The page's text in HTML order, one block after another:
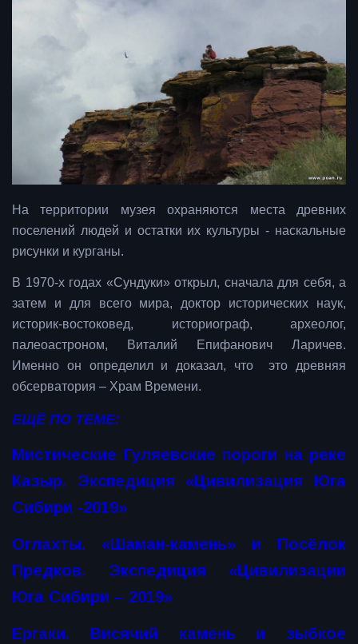
На территории музея охраняются места древних
поселений людей и остатки их культуры - наскальные
рисунки и курганы.
В 1970-х годах «Сундуки» открыл, сначала для себя, а
затем и для всего мира, доктор исторических наук,
историк-востоковед, историограф, археолог,
палеоастроном, Виталий Епифанович Ларичев.
Именно он определил и доказал, что это древняя
обсерватория – Храм Времени.
ЕЩЁ ПО ТЕМЕ:
Мистические Гуляевские пороги на реке
Казыр. Экспедиция «Цивилизация Юга
Сибири -2019»
Оглахты. «Шаман-камень» и Посёлок
Предков. Экспедиция «Цивилизации
Юга Сибири – 2019»
Ергаки. Висячий камень и зыбкое